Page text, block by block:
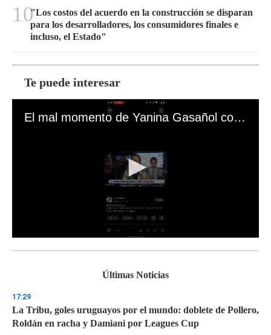
10"Los costos del acuerdo en la construcción se disparan
para los desarrolladores, los consumidores finales e
incluso, el Estado"
Te puede interesar
El mal momento de Yanina Gasañol con un hincha argentino en "Subrayado"
s
d
s
o
f
Últimas Noticias
17:29
La Tribu, goles uruguayos por el mundo: doblete de Pollero,
Roldán en racha y Damiani por Leagues Cup